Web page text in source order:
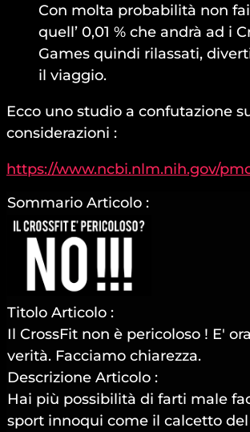
Con molta probabilità non
quell’ 0,01 % che andrà ad i
Games quindi rilassati,
il viaggio.
Ecco uno studio a confutazione
considerazioni :
https://www.ncbi.nlm.nih.gov/
Sommario Articolo :
Titolo Articolo :
Il CrossFit non è pericoloso ! E'
verità. Facciamo chiarezza.
Descrizione Articolo :
Hai più possibilità di farti male
sport innoqui come il calcetto